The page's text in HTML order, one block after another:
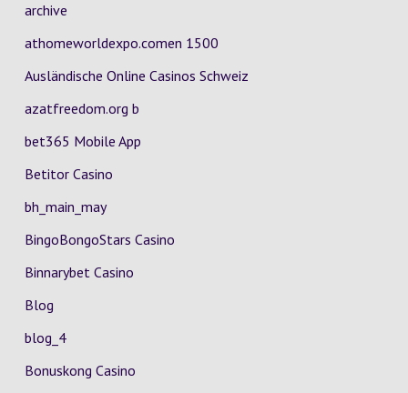
archive
athomeworldexpo.comen 1500
Ausländische Online Casinos Schweiz
azatfreedom.org b
bet365 Mobile App
Betitor Casino
bh_main_may
BingoBongoStars Casino
Binnarybet Casino
Blog
blog_4
Bonuskong Casino